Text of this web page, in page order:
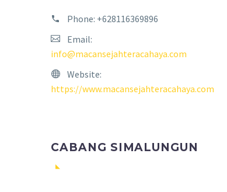
Phone: +628116369896
Email:
info@macansejahteracahaya.com
Website:
https://www.macansejahteracahaya.com
CABANG SIMALUNGUN